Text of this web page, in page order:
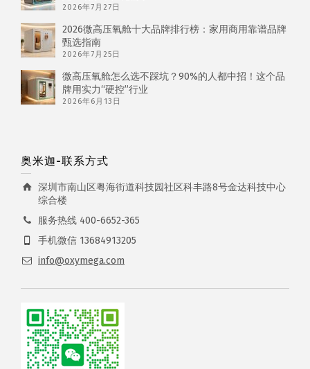
2026年7月27日
2026微高压氧舱十大品牌排行榜：家用商用靠谱品牌
甄选指南
2026年7月25日
微高压氧舱怎么选不踩坑？90%的人都中招！这个品
牌用实力“硬控”行业
2026年6月13日
奥米迦-联系方式
深圳市南山区粤海街道科技园社区科丰路8号金达科技中心
综合楼
服务热线 400-6652-365
手机微信 13684913205
info@oxymega.com